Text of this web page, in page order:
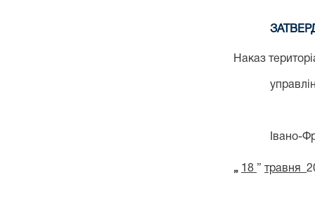
Наказ
Івано-
„ 18 ” травня